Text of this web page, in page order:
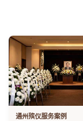
通州殡仪服务案例